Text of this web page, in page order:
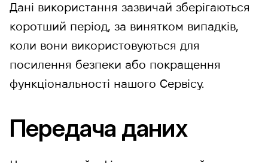
Дані використання зазвичай зберігаються
коротший період, за винятком випадків,
коли вони використовуються для
посилення безпеки або покращення
функціональності нашого Сервісу.
Передача даних